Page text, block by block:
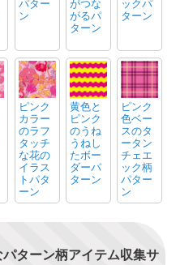
ン がるパ
ターン
ターン
ピンク
カラー
のラフ
タッチ
な花の
イラス
トパタ
ーン
黄色と
ピンク
のうね
うねし
たボー
ダーパ
ターン
ピンク
色ベー
スのタ
ータン
チェエ
ック柄
パター
ン
ターン柄アイテム収集サ